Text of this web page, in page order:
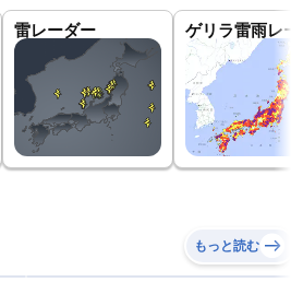
雷レーダー ゲリラ雷雨レ
もっと読む